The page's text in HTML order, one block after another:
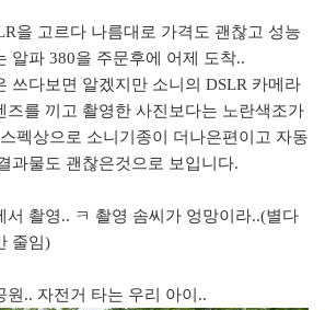
을 고르다 나름대로 가격도 괜찮고 성능
알파 380을 주문후에 어제 도착..
쓰다보면 알겠지만 소니의 DSLR 카메라
즈를 끼고 촬영한 사진보다는 노란색조가
펙상으로 소니기종이 더나은편이고 자동
과물도 괜찮은것으로 보입니다.
서 촬영.. ㅋ 촬영 솜씨가 엉망이라..(별다
줄임)
원.. 자전거 타는 우리 아이..